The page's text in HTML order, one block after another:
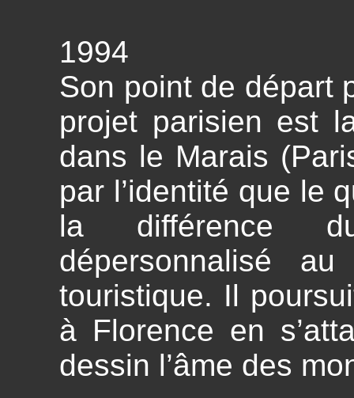
1994
Son point de départ
projet parisien est
dans le Marais
par l’identité que le
la différence
dépersonnalisé
touristique. Il
à Florence en
dessin l’âme des